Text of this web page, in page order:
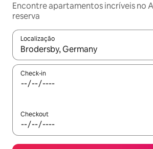
Encontre apartamentos incríveis no
reserva
Localização
Quando os resultados estiverem
Check-in
Checkout